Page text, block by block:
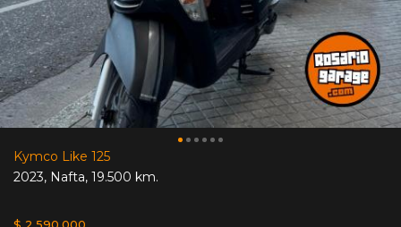
Kymco Like 125
2023, Nafta, 19.500 km.